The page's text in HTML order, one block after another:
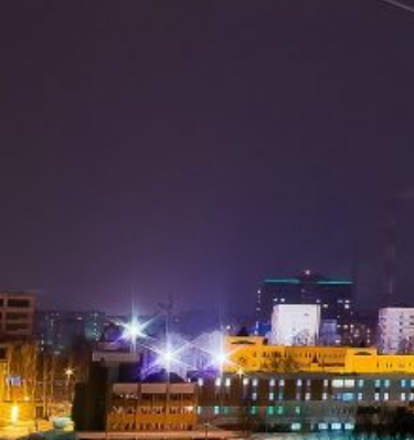
Фото чебоксар
Фото Чебоксар, Новочебоксарска и
Каталог фотографий ЧебоксарЛучшие